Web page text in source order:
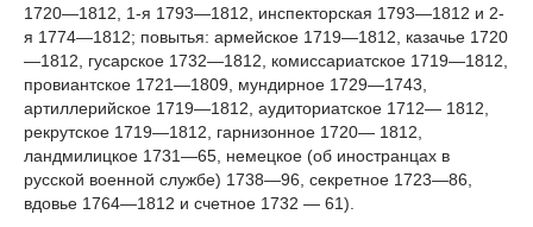
1720—1812, 1-я 1793—1812, инспекторская 1793—1812 и 2-
я 1774—1812; повытья: армейское 1719—1812, казачье 1720
—1812, гусарское 1732—1812, комиссариатское 1719—1812,
провиантское 1721—1809, мундирное 1729—1743,
артиллерийское 1719—1812, аудиториатское 1712— 1812,
рекрутское 1719—1812, гарнизонное 1720— 1812,
ландмилицкое 1731—65, немецкое (об иностранцах в
русской военной службе) 1738—96, секретное 1723—86,
вдовье 1764—1812 и счетное 1732 — 61).